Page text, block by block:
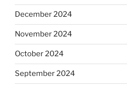
December 2024
November 2024
October 2024
September 2024